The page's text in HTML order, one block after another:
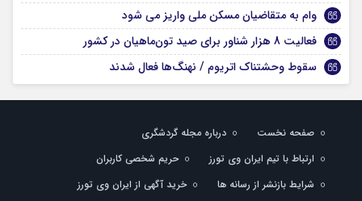
وام به متقاضیان مسکن ملی واریز می شود
فعالیت 8 هزار شناور برای صید تون‌ماهیان در کشور
سقوط وحشتناک اتریوم / نهنگ‌ها فعال شدند
صفحه نخست
درباره مجله گردشگری
ارتباط با تیم ایران وی تورز
حریم شخصی کاربران
شرایط بازنشر از رسانه ها
خرید آگهی از ایران وی تورز